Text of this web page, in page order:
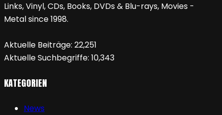
Links, Vinyl, CDs, Books, DVDs & Blu-rays, Movies -
Metal since 1998.
Aktuelle Beiträge: 22,251
Aktuelle Suchbegriffe: 10,343
KATEGORIEN
News